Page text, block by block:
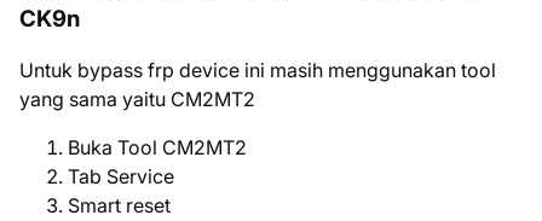
CK9n
Untuk bypass frp device ini masih menggunakan tool
yang sama yaitu CM2MT2
Buka Tool CM2MT2
Tab Service
Smart reset